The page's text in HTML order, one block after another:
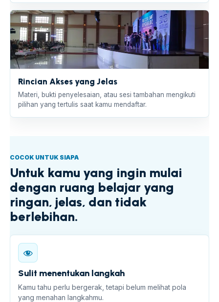
Rincian Akses yang Jelas
Materi, bukti penyelesaian, atau sesi tambahan mengikuti
pilihan yang tertulis saat kamu mendaftar.
COCOK UNTUK SIAPA
Untuk kamu yang ingin mulai
dengan ruang belajar yang
ringan, jelas, dan tidak
berlebihan.
Sulit menentukan langkah
Kamu tahu perlu bergerak, tetapi belum melihat pola
yang menahan langkahmu.